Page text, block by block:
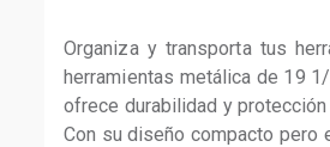
Organiza y transporta tus
herramientas metálica de 19
ofrece durabilidad y
Con su diseño compacto pero